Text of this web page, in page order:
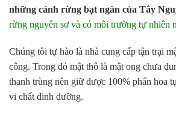
những cánh rừng bạt ngàn của Tây
rừng nguyên sơ và có môi trường tự nhiên
Chúng tôi tự hào là nhà cung cấp tận trại
công. Trong đó mật thô là mật ong chưa
thanh trùng nên giữ được 100% phấn hoa
vi chất dinh dưỡng.